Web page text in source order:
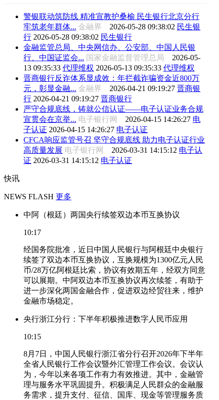
警银联动筑防线 精准宣教护桑榆 民生银行北京分行
牢筑老年群体... 金融界 2026-05-28 09:38:02 民生银
行 2026-05-28 09:38:02 民生银行
金融监管总局、中央网信办、公安部、中国人民银
行、中国证监会... 国家金融监督管理总局 2026-05-
13 09:35:33 代理维权 2026-05-13 09:35:33 代理维权
晋商银行反诈体系显成效：年拦截诈骗资金近800万
元，彰显金融... 金融界 2026-04-21 09:19:27 晋商银
行 2026-04-21 09:19:27 晋商银行
严守合规底线，铸就公信认证——电子认证业务合规
宣贯会在京举... 电子银行网 2026-04-15 14:26:27 电
子认证 2026-04-15 14:26:27 电子认证
CFCA响应监管号召 坚守合规底线 助力电子认证行业
高质量发展 电子银行网 2026-03-31 14:15:12 电子认
证 2026-03-31 14:15:12 电子认证
快讯
NEWS FLASH 更多
中阿（根廷）两国央行续签双边本币互换协议
10:17
经国务院批准，近日中国人民银行与阿根廷中央银行
续签了双边本币互换协议，互换规模为1300亿元人民
币/28万亿阿根廷比索，协议有效期五年，经双方同意
可以展期。中阿双边本币互换协议再次续签，有助于
进一步深化两国金融合作，促进双边经贸往来，维护
金融市场稳定。
央行浙江分行：下半年积极推进数字人民币应用
10:15
8月7日，中国人民银行浙江省分行召开2026年下半年
全省人民银行工作会议暨外汇管理工作会议。会议认
为，今年以来各项工作有力有效推进。其中，金融管
理与服务水平巩固提升。积极满足人民群众的金融服
务需求，提升支付、征信、国库、现金等管理服务质